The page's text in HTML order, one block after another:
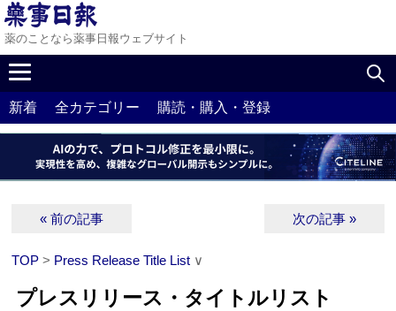
薬のことなら薬事日報ウェブサイト
新着 全カテゴリー 購読・購入・登録
« 前の記事 次の記事 »
TOP > Press Release Title List ∨
プレスリリース・タイトルリスト